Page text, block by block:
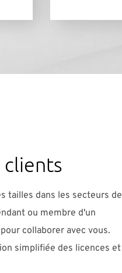
clients
tailles dans les secteurs de
ou membre d'un
collaborer avec vous.
simplifiée des licences et